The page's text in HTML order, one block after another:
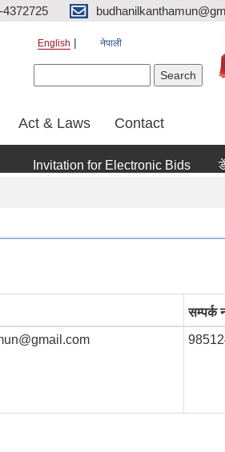
4372725
English नेपाली
Act & Laws Contact
Invitation for Electronic Bids डेंगी
सम्पर्क